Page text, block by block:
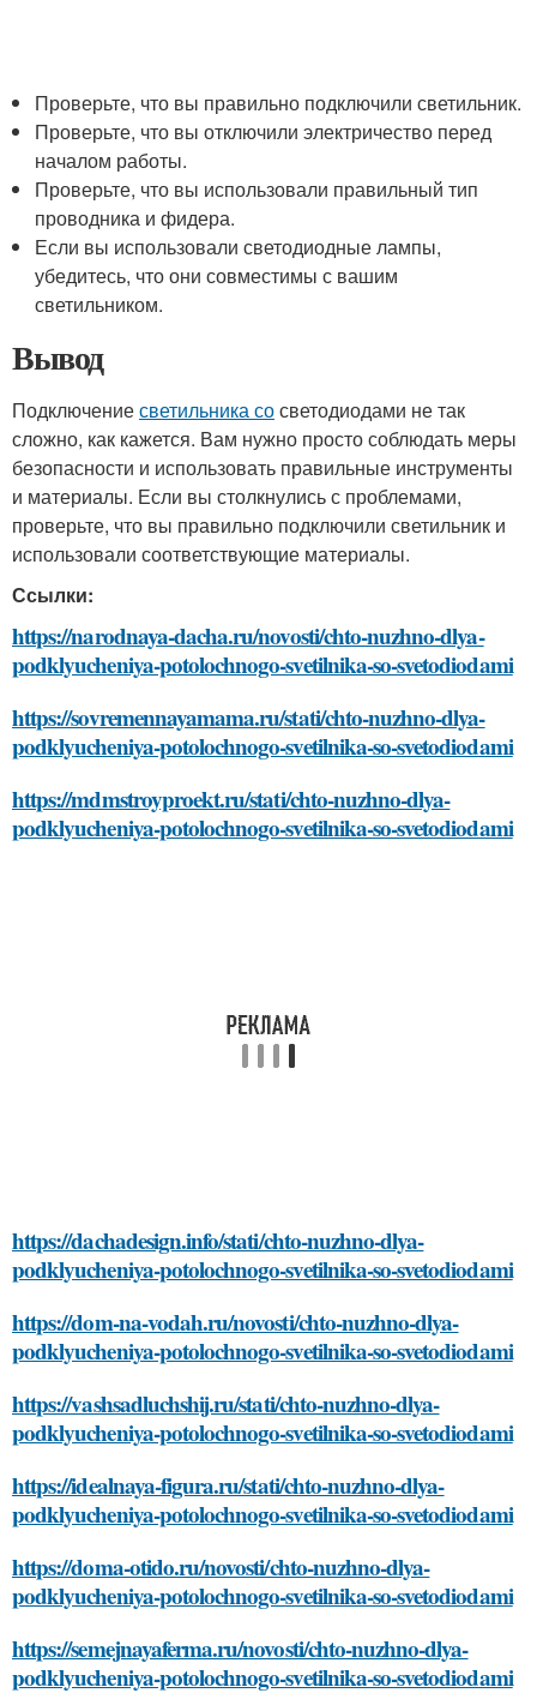
Проверьте, что вы правильно подключили светильник.
Проверьте, что вы отключили электричество перед
началом работы.
Проверьте, что вы использовали правильный тип
проводника и фидера.
Если вы использовали светодиодные лампы,
убедитесь, что они совместимы с вашим
светильником.
Вывод
Подключениесветильника сосветодиодами не так
сложно, как кажется. Вам нужно просто соблюдать меры
безопасности и использовать правильные инструменты
и материалы. Если вы столкнулись с проблемами,
проверьте, что вы правильно подключили светильник и
использовали соответствующие материалы.
Ссылки:
https://narodnaya-dacha.ru/novosti/chto-nuzhno-dlya-
podklyucheniya-potolochnogo-svetilnika-so-svetodiodami
https://sovremennayamama.ru/stati/chto-nuzhno-dlya-
podklyucheniya-potolochnogo-svetilnika-so-svetodiodami
https://mdmstroyproekt.ru/stati/chto-nuzhno-dlya-
podklyucheniya-potolochnogo-svetilnika-so-svetodiodami
https://dachadesign.info/stati/chto-nuzhno-dlya-
podklyucheniya-potolochnogo-svetilnika-so-svetodiodami
https://dom-na-vodah.ru/novosti/chto-nuzhno-dlya-
podklyucheniya-potolochnogo-svetilnika-so-svetodiodami
https://vashsadluchshij.ru/stati/chto-nuzhno-dlya-
podklyucheniya-potolochnogo-svetilnika-so-svetodiodami
https://idealnaya-figura.ru/stati/chto-nuzhno-dlya-
podklyucheniya-potolochnogo-svetilnika-so-svetodiodami
https://doma-otido.ru/novosti/chto-nuzhno-dlya-
podklyucheniya-potolochnogo-svetilnika-so-svetodiodami
https://semejnayaferma.ru/novosti/chto-nuzhno-dlya-
podklyucheniya-potolochnogo-svetilnika-so-svetodiodami